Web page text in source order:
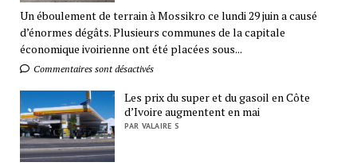
Un éboulement de terrain à Mossikro ce lundi 29 juin a causé
d’énormes dégâts. Plusieurs communes de la capitale
économique ivoirienne ont été placées sous...
Commentaires sont désactivés
Les prix du super et du gasoil en Côte
d’Ivoire augmentent en mai
PAR VALAIRE S